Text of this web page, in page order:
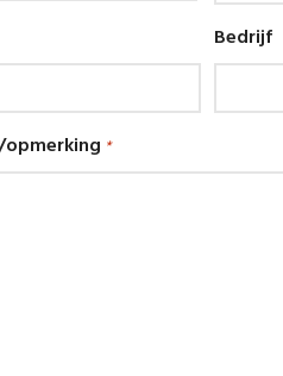
Bedrijf
*